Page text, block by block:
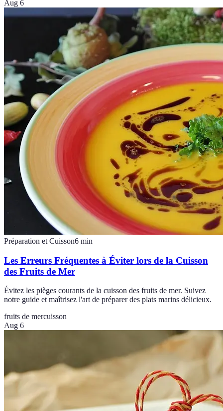
Aug 6
Préparation et Cuisson6 min
Les Erreurs Fréquentes à Éviter lors de la Cuisson
des Fruits de Mer
Évitez les pièges courants de la cuisson des fruits de mer. Suivez
notre guide et maîtrisez l'art de préparer des plats marins délicieux.
fruits de mercuisson
Aug 6